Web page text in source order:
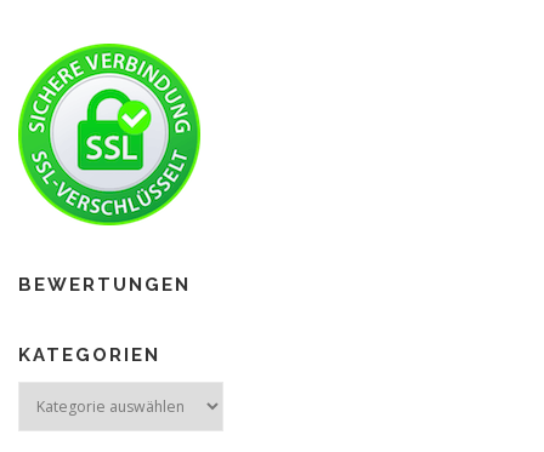
BEWERTUNGEN
KATEGORIEN